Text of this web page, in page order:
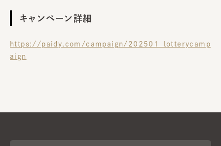
キャンペーン詳細
https://paidy.com/campaign/202501_lotterycamp
aign